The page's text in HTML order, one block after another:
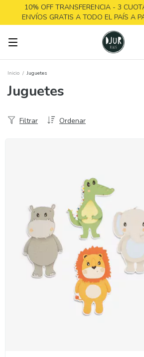
10% OFF TRANSFERENCIA - 3
ENVÍOS GRATIS A TODO EL PAÍS A
Inicio / Juguetes
Juguetes
Ordenar
Filtrar